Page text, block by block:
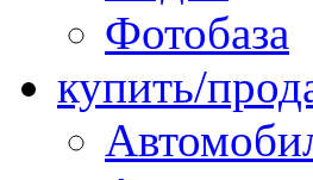
Фотобаза
купить/